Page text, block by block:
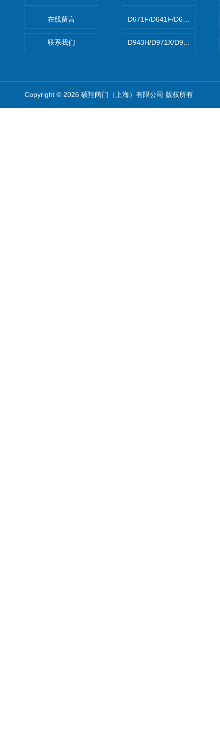
在线留言
联系我们
D671F/D641F/D671X/
D943H/D971X/D971F46法兰
Copyright © 2026 硕翔阀门（上海）有限公司 版权所有